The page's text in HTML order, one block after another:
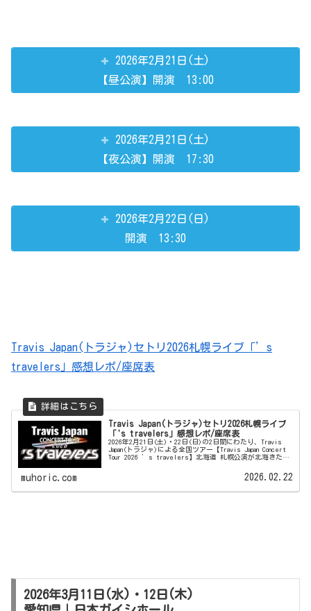
2026年2月21日(土)
【昼公演】開演 13:00
2026年2月21日(土)
【夜公演】開演 17:30
2026年2月22日(日)
開演 13:30
Travis Japan(トラジャ)セトリ2026札幌ライブ「’s
travelers」感想レポ/座席表
Travis Japan(トラジャ)セトリ2026札幌ライブ
「's travelers」感想レポ/座席表
2026年2月21日(土)・22日(日)の2日間にわたり、Travis
Japan(トラジャ)による全国ツアー【Travis Japan Concert
Tour 2026 ’s travelers】北海道 札幌公演が北海きたえ
muhoric.com 2026.02.22
2026年3月11日(水)・12日(木)